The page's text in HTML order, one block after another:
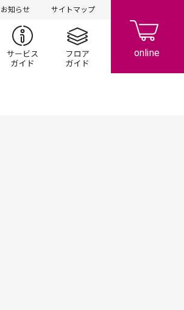
お知らせ サイトマップ
ス
イチオシ特集 サービスガイドフロアガイド